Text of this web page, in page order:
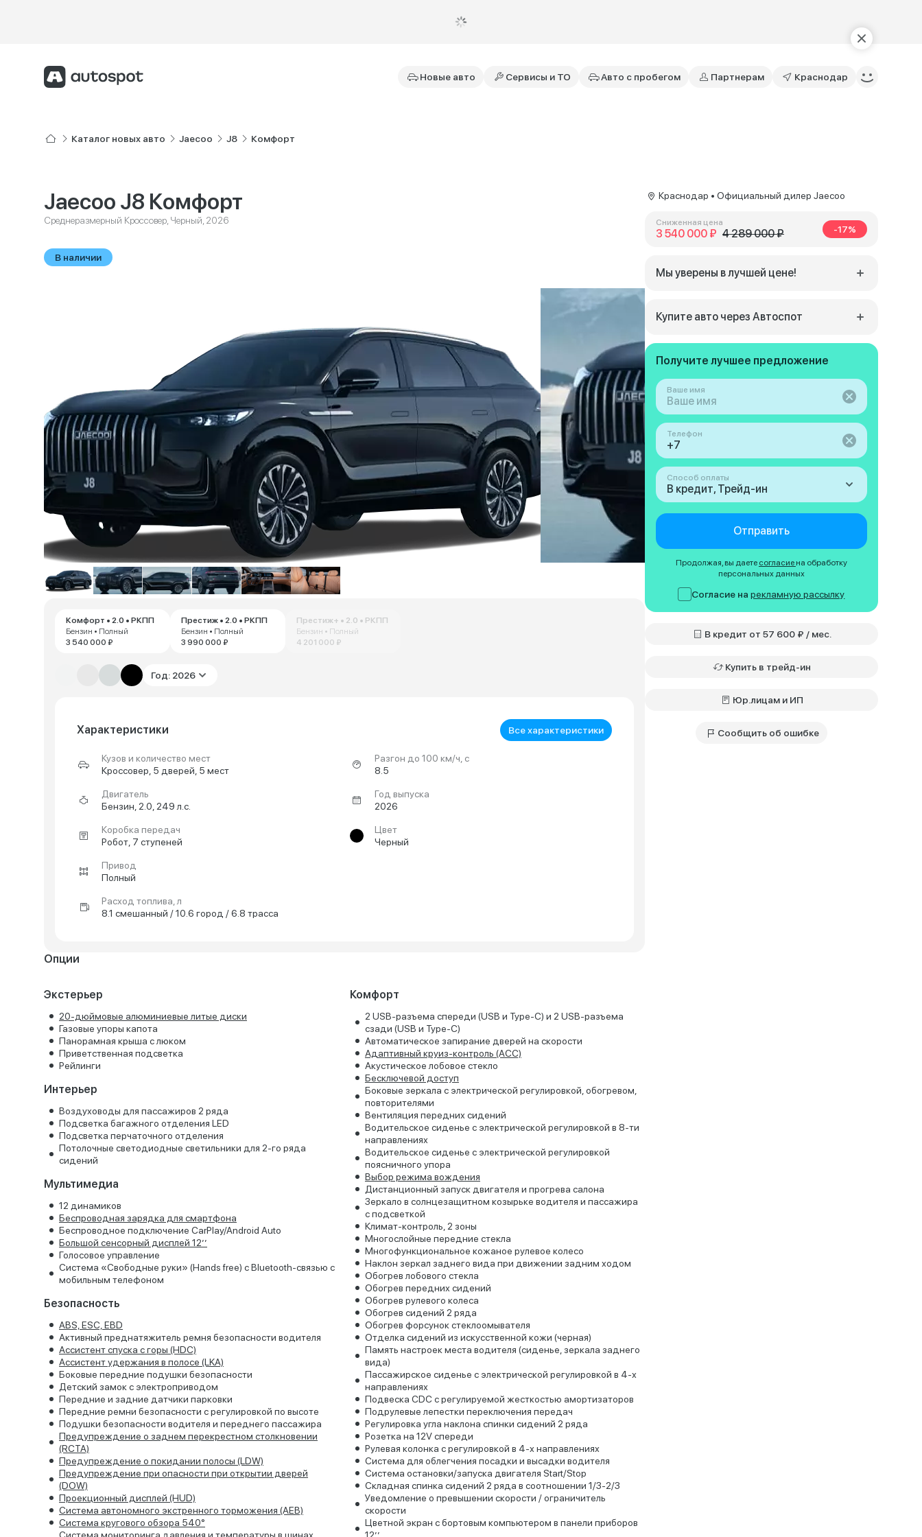
Новые авто Сервисы и ТО Авто с пробегом Партнерам Краснодар
Каталог новых авто Jaecoo J8 Комфорт
Jaecoo J8 Комфорт
Среднеразмерный Кроссовер, Черный, 2026
В наличии
Комфорт • 2.0 • РКПП
Бензин • Полный
3 540 000 ₽
Престиж • 2.0 • РКПП
Бензин • Полный
3 990 000 ₽
Престиж+ • 2.0 • РКПП
Бензин • Полный
4 201 000 ₽
Год: 2026
Характеристики Все характеристики
Кузов и количество мест
Кроссовер, 5 дверей, 5 мест
Двигатель
Бензин, 2.0, 249 л.с.
Коробка передач
Робот, 7 ступеней
Привод
Полный
Расход топлива, л
8.1 смешанный / 10.6 город / 6.8 трасса
Разгон до 100 км/ч, с
8.5
Год выпуска
2026
Цвет
Черный
Опции
Экстерьер
20-дюймовые алюминиевые литые диски
Газовые упоры капота
Панорамная крыша с люком
Приветственная подсветка
Рейлинги
Интерьер
Воздуховоды для пассажиров 2 ряда
Подсветка багажного отделения LED
Подсветка перчаточного отделения
Потолочные светодиодные светильники для 2-го ряда
сидений
Мультимедиа
12 динамиков
Беспроводная зарядка для смартфона
Беспроводное подключение CarPlay/Android Auto
Большой сенсорный дисплей 12’’
Голосовое управление
Система «Свободные руки» (Hands free) с Bluetooth-связью с
мобильным телефоном
Безопасность
ABS, ESC, EBD
Активный преднатяжитель ремня безопасности водителя
Ассистент спуска с горы (HDC)
Ассистент удержания в полосе (LKA)
Боковые передние подушки безопасности
Детский замок с электроприводом
Передние и задние датчики парковки
Передние ремни безопасности с регулировкой по высоте
Подушки безопасности водителя и переднего пассажира
Предупреждение о заднем перекрестном столкновении
(RCTA)
Предупреждение о покидании полосы (LDW)
Предупреждение при опасности при открытии дверей
(DOW)
Проекционный дисплей (HUD)
Система автономного экстренного торможения (AEB)
Система кругового обзора 540°
Комфорт
2 USB-разъема спереди (USB и Type-C) и 2 USB-разъема
сзади (USB и Type-C)
Автоматическое запирание дверей на скорости
Адаптивный круиз-контроль (ACC)
Акустическое лобовое стекло
Бесключевой доступ
Боковые зеркала с электрической регулировкой, обогревом,
повторителями
Вентиляция передних сидений
Водительское сиденье с электрической регулировкой в 8-ти
направлениях
Водительское сиденье с электрической регулировкой
поясничного упора
Выбор режима вождения
Дистанционный запуск двигателя и прогрева салона
Зеркало в солнцезащитном козырьке водителя и пассажира
с подсветкой
Климат-контроль, 2 зоны
Многослойные передние стекла
Многофункциональное кожаное рулевое колесо
Наклон зеркал заднего вида при движении задним ходом
Обогрев лобового стекла
Обогрев передних сидений
Обогрев рулевого колеса
Обогрев сидений 2 ряда
Обогрев форсунок стеклоомывателя
Отделка сидений из искусственной кожи (черная)
Память настроек места водителя (сиденье, зеркала заднего
вида)
Пассажирское сиденье с электрической регулировкой в 4-х
направлениях
Подвеска CDC с регулируемой жесткостью амортизаторов
Подрулевые лепестки переключения передач
Регулировка угла наклона спинки сидений 2 ряда
Розетка на 12V спереди
Рулевая колонка с регулировкой в 4-х направлениях
Система для облегчения посадки и высадки водителя
Система остановки/запуска двигателя Start/Stop
Складная спинка сидений 2 ряда в соотношении 1/3-2/3
Уведомление о превышении скорости / ограничитель
скорости
Цветной экран с бортовым компьютером в панели приборов
Краснодар • Официальный дилер Jaecoo
Сниженная цена
3 540 000 ₽ 4 289 000 ₽ -17%
Мы уверены в лучшей цене!
Купите авто через Автоспот
Получите лучшее предложение
Ваше имя
Телефон
Способ оплаты
В кредит, Трейд-ин
Отправить
Продолжая, вы даете согласие на обработку
персональных данных
Согласие нарекламную рассылку
В кредит от 57 600 ₽ / мес.
Купить в трейд-ин
Юр.лицам и ИП
Сообщить об ошибке